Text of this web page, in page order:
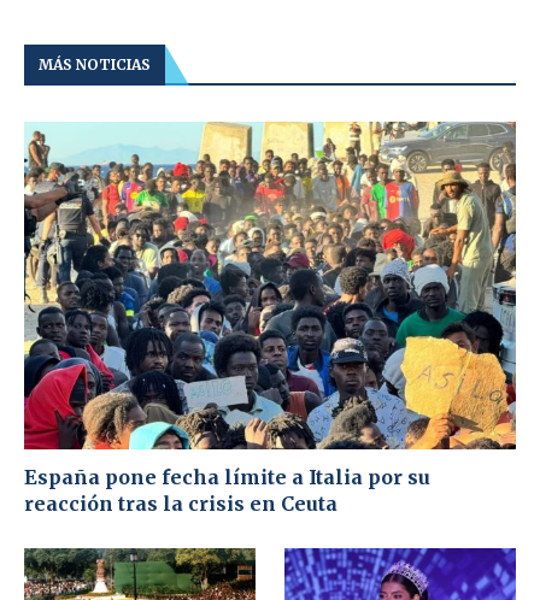
MÁS NOTICIAS
España pone fecha límite a Italia por su
reacción tras la crisis en Ceuta